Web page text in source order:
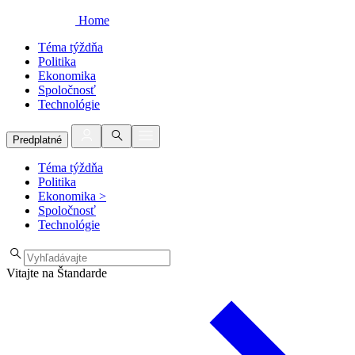
Home
Téma týždňa
Politika
Ekonomika
Spoločnosť
Technológie
Predplatné
Téma týždňa
Politika
Ekonomika >
Spoločnosť
Technológie
Vitajte na Štandarde